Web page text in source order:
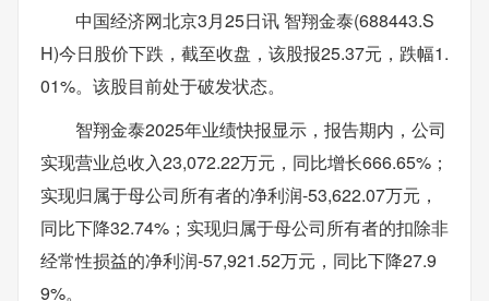
中国经济网北京3月25日讯 智翔金泰(688443.S
H)今日股价下跌，截至收盘，该股报25.37元，跌幅1.
01%。该股目前处于破发状态。
智翔金泰2025年业绩快报显示，报告期内，公司
实现营业总收入23,072.22万元，同比增长666.65%；
实现归属于母公司所有者的净利润-53,622.07万元，
同比下降32.74%；实现归属于母公司所有者的扣除非
经常性损益的净利润-57,921.52万元，同比下降27.9
9%。